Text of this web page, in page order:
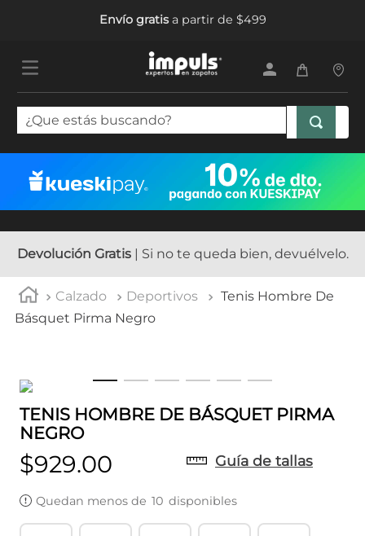
Envío gratisa partir de $499
¿Que estás buscando?
Devolución Gratis| Si no te queda bien, devuélvelo.
Calzado Deportivos
Tenis Hombre De
Básquet Pirma Negro
TENIS HOMBRE DE BÁSQUET PIRMA
NEGRO
$929.00 Guía de tallas
Quedan menos de 10 disponibles
1.
tenis mujer
tenis hombre
5. tenis niña